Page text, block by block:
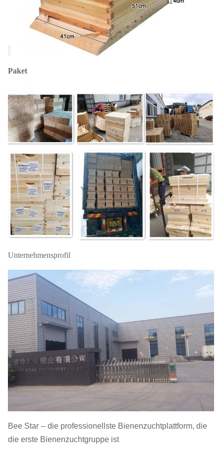
Paket
Unternehmensprofil
Bee Star -- die professionellste Bienenzuchtplattform, die
die erste Bienenzuchtgruppe ist